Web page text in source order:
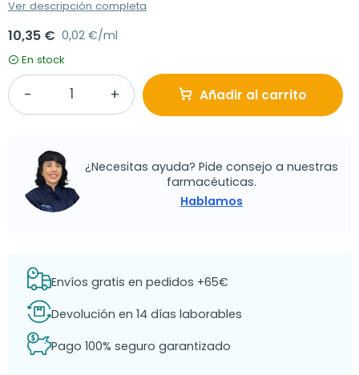
Ver descripción completa
10,35 € 0,02 €/ml
En stock
Añadir al carrito
¿Necesitas ayuda? Pide consejo a nuestras
farmacéuticas.
Hablamos
Envíos gratis en pedidos +65€
Devolución en 14 días laborables
Pago 100% seguro garantizado